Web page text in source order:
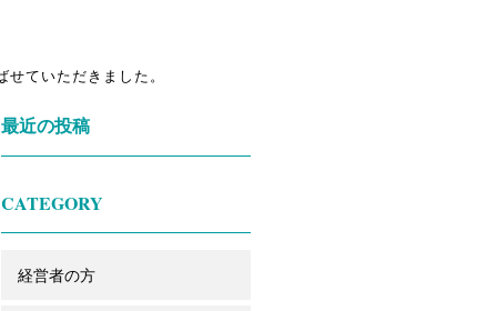
せていただきました。
最近の投稿
CATEGORY
経営者の方